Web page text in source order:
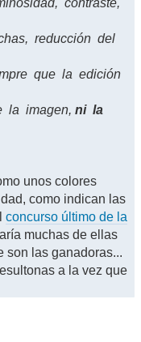
reducción del
que la edición
la imagen, ni la
unos colores
como indican las
concurso último de la
muchas de ellas
son las ganadoras...
a la vez que